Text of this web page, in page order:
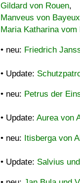
Gildard von Rouen,
Manveus von Bayeux
Maria Katharina
• neu: Friedrich
• Update:
• neu: Petrus der
• Update: Aurea von
• neu: Itisberga von
• Update: Salvius